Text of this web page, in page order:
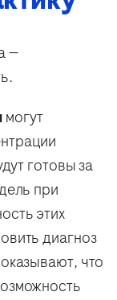
—
могут
готовы за
при
этих
диагноз
что